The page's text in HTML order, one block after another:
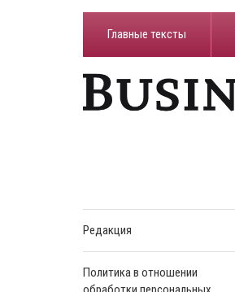
Главные тексты
Редакция
Политика в отношении